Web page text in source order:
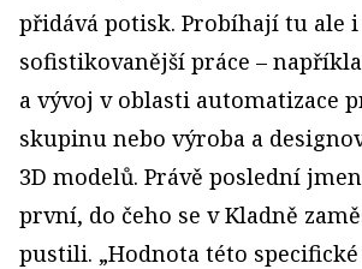
přidává potisk. Probíhají tu ale
sofistikovanější práce –
a vývoj v oblasti automatizace
skupinu nebo výroba a
3D modelů. Právě poslední
první, do čeho se v Kladně
pustili. „Hodnota této